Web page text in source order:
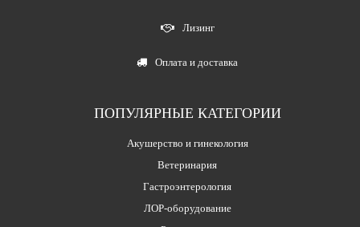
Лизинг
Оплата и доставка
ПОПУЛЯРНЫЕ КАТЕГОРИИ
Акушерство и гинекология
Ветеринария
Гастроэнтерология
ЛОР-оборудование